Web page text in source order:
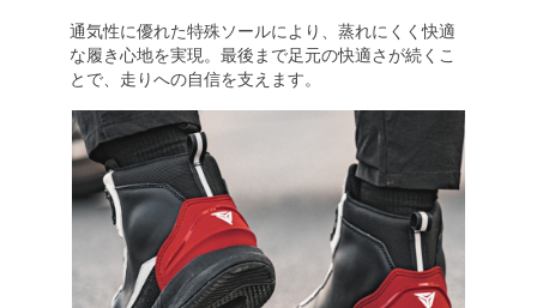
通気性に優れた特殊ソールにより、蒸れにくく快適
な履き心地を実現。最後まで足元の快適さが続くこ
とで、走りへの自信を支えます。